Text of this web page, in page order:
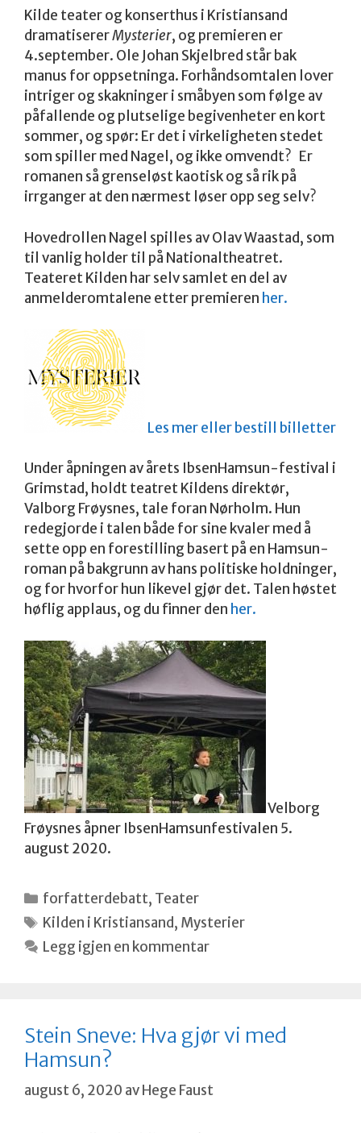
Kilde teater og konserthus i Kristiansand
dramatisererMysterier, og premieren er
4.september. Ole Johan Skjelbred står bak
manus for oppsetninga. Forhåndsomtalen lover
intriger og skakninger i småbyen som følge av
påfallende og plutselige begivenheter en kort
sommer, og spør: Er det i virkeligheten stedet
som spiller med Nagel, og ikke omvendt? Er
romanen så grenseløst kaotisk og så rik på
irrganger at den nærmest løser opp seg selv?
Hovedrollen Nagel spilles av Olav Waastad, som
til vanlig holder til på Nationaltheatret.
Teateret Kilden har selv samlet en del av
anmelderomtalene etter premieren her.
Les mer eller bestill billetter
Under åpningen av årets IbsenHamsun-festival i
Grimstad, holdt teatret Kildens direktør,
Valborg Frøysnes, tale foran Nørholm. Hun
redegjorde i talen både for sine kvaler med å
sette opp en forestilling basert på en Hamsun-
roman på bakgrunn av hans politiske holdninger,
og for hvorfor hun likevel gjør det. Talen høstet
høflig applaus, og du finner den her.
Velborg
Frøysnes åpner IbsenHamsunfestivalen 5.
august 2020.
Kategorier
forfatterdebatt, Teater
Stikkord
Kilden i Kristiansand, Mysterier
Legg igjen en kommentar
Stein Sneve: Hva gjør vi med
Hamsun?
august 6, 2020 avHege Faust